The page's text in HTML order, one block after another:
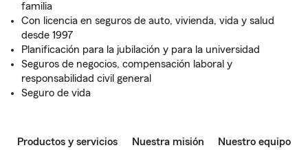
familia
Con licencia en seguros de auto, vivienda, vida y salud
desde 1997
Planificación para la jubilación y para la universidad
Seguros de negocios, compensación laboral y
responsabilidad civil general
Seguro de vida
Productos y servicios Nuestra misión Nuestro equipo